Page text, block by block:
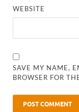
WEBSITE
SAVE MY NAME,
BROWSER FOR